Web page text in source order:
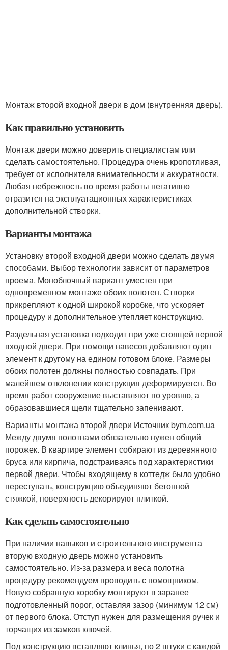
Монтаж второй входной двери в дом (внутренняя дверь).
Как правильно установить
Монтаж двери можно доверить специалистам или
сделать самостоятельно. Процедура очень кропотливая,
требует от исполнителя внимательности и аккуратности.
Любая небрежность во время работы негативно
отразится на эксплуатационных характеристиках
дополнительной створки.
Варианты монтажа
Установку второй входной двери можно сделать двумя
способами. Выбор технологии зависит от параметров
проема. Моноблочный вариант уместен при
одновременном монтаже обоих полотен. Створки
прикрепляют к одной широкой коробке, что ускоряет
процедуру и дополнительное утепляет конструкцию.
Раздельная установка подходит при уже стоящей первой
входной двери. При помощи навесов добавляют один
элемент к другому на едином готовом блоке. Размеры
обоих полотен должны полностью совпадать. При
малейшем отклонении конструкция деформируется. Во
время работ сооружение выставляют по уровню, а
образовавшиеся щели тщательно запенивают.
Варианты монтажа второй двери Источник bym.com.ua
Между двумя полотнами обязательно нужен общий
порожек. В квартире элемент собирают из деревянного
бруса или кирпича, подстраиваясь под характеристики
первой двери. Чтобы входящему в коттедж было удобно
переступать, конструкцию объединяют бетонной
стяжкой, поверхность декорируют плиткой.
Как сделать самостоятельно
При наличии навыков и строительного инструмента
вторую входную дверь можно установить
самостоятельно. Из-за размера и веса полотна
процедуру рекомендуем проводить с помощником.
Новую собранную коробку монтируют в заранее
подготовленный порог, оставляя зазор (минимум 12 см)
от первого блока. Отступ нужен для размещения ручек и
торчащих из замков ключей.
Под конструкцию вставляют клинья, по 2 штуки с каждой